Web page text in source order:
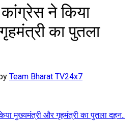
ने किया
का पुतला
Team Bharat TV24x7